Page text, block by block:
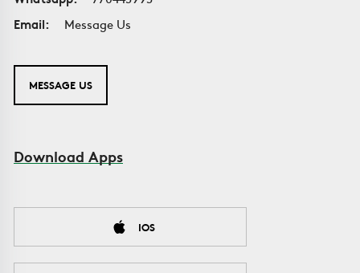
Email:
Message Us
MESSAGE US
Download Apps
IOS